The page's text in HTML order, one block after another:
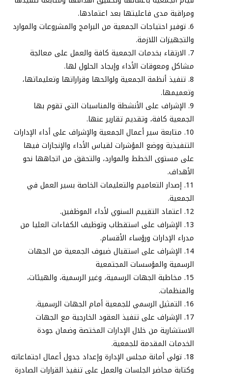
ومراقبة مدى فاعليتها بعد اعتمادها.
توفير احتياجات الجمعية من البرامج والمشروعات والموارد
والتجهيزات اللازمة.
الارتقاء بخدمات الجمعية كافة والعمل على معالجة
مشاكل ومعوقات الأداء وإيجاد الحلول لها.
تنفيذ أنظمة الجمعية ولوائحها وقراراتها وتعليماتها،
وتعميمها.
الإشراف على الأنشطة والمناسبات التي تقوم بها
الجمعية كافة، وتقديم تقارير عنها.
متابعة سير أعمال الجمعية والإشراف على أداء الإدارات
التنفيذية ووضع المؤشرات لقياس الأداء والإنجازات فيها
على مستوى الخطط والموارد، والتحقق من اتجاهها نحو
الأهداف.
إصدار التعاميم والتعليمات الخاصة بسير العمل في
الجمعية.
اعتماد التقييم السنوي لأداء الموظفين.
الإشراف على استقطاب وتوظيف الكفاءات العليا من
مدراء الإدارات ورؤساء الأقسام.
الإشراف على استقبال ضيوف الجمعية من الجهات
الرسمية والمؤسسات المجتمعية
مخاطبة الجهات الرسمية، وغير الرسمية، والهيئات،
والمنظمات.
التمثيل الرسمي للجمعية أمام الجهات الرسمية.
الإشراف على تنفيذ العقود الخارجية مع الجهات
الاستشارية من خلال الإدارات المختصة وضمان جودة
الخدمات المقدمة للجمعية.
تولي أمانة مجلس الإدارة وإعداد جدول أعمال اجتماعاته
وكتابة محاضر الجلسات والعمل على تنفيذ القرارات الصادرة